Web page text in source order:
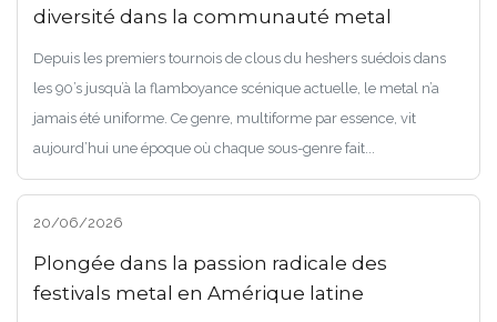
diversité dans la communauté metal
Depuis les premiers tournois de clous du heshers suédois dans
les 90’s jusqu’à la flamboyance scénique actuelle, le metal n’a
jamais été uniforme. Ce genre, multiforme par essence, vit
aujourd’hui une époque où chaque sous-genre fait...
20/06/2026
Plongée dans la passion radicale des
festivals metal en Amérique latine